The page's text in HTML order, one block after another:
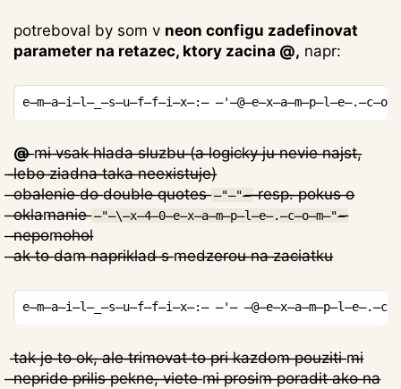
potreboval by som v neon configu zadefinovat
parameter na retazec, ktory zacina @, napr:
e̶m̶a̶i̶l̶_̶s̶u̶f̶f̶i̶x̶:̶ ̶ Copy
@̶̶m̶i̶ ̶v̶s̶a̶k̶ ̶h̶l̶a̶d̶a̶ ̶s̶l̶u̶z̶b̶u̶ ̶(̶a̶ ̶l̶o̶g̶i̶c̶k̶y̶ ̶j̶u̶ ̶n̶e̶v̶i̶e̶ ̶n̶a̶j̶s̶t̶,̶
̶l̶e̶b̶o̶ ̶z̶i̶a̶d̶n̶a̶ ̶t̶a̶k̶a̶ ̶n̶e̶e̶x̶i̶s̶t̶u̶j̶e̶)̶
̶o̶b̶a̶l̶e̶n̶i̶e̶ ̶d̶o̶ ̶d̶o̶u̶b̶l̶e̶ ̶q̶u̶o̶t̶e̶s̶ ̶ ̶"̶"̶ ̶ ̶r̶e̶s̶p̶.̶ ̶p̶o̶k̶u̶s̶ ̶o̶
̶o̶k̶l̶a̶m̶a̶n̶i̶e̶ ̶ ̶"̶\̶x̶4̶0̶e̶x̶a̶m̶p̶l̶e̶.̶c̶o̶m̶"̶ ̶
̶n̶e̶p̶o̶m̶o̶h̶o̶l̶
̶a̶k̶ ̶t̶o̶ ̶d̶a̶m̶ ̶n̶a̶p̶r̶i̶k̶l̶a̶d̶ ̶s̶ ̶m̶e̶d̶z̶e̶r̶o̶u̶ ̶n̶a̶ ̶z̶a̶c̶i̶a̶t̶k̶u̶
Copy
t̶a̶k̶ ̶j̶e̶ ̶t̶o̶ ̶o̶k̶,̶ ̶a̶l̶e̶ ̶t̶r̶i̶m̶o̶v̶a̶t̶ ̶t̶o̶ ̶p̶r̶i̶ ̶k̶a̶z̶d̶o̶m̶ ̶p̶o̶u̶z̶i̶t̶i̶ ̶m̶i̶
̶n̶e̶p̶r̶i̶d̶e̶ ̶p̶r̶i̶l̶i̶s̶ ̶p̶e̶k̶n̶e̶,̶ ̶v̶i̶e̶t̶e̶ ̶m̶i̶ ̶p̶r̶o̶s̶i̶m̶ ̶p̶o̶r̶a̶d̶i̶t̶ ̶a̶k̶o̶ ̶n̶a̶